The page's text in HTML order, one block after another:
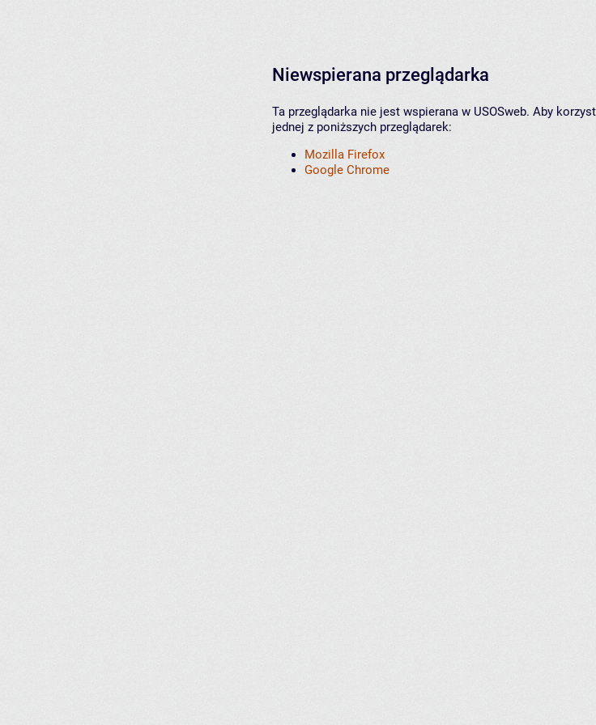
Niewspierana przeglądarka
Ta przeglądarka nie jest wspierana w USOSweb. Aby
jednej z poniższych przeglądarek:
Mozilla Firefox
Google Chrome